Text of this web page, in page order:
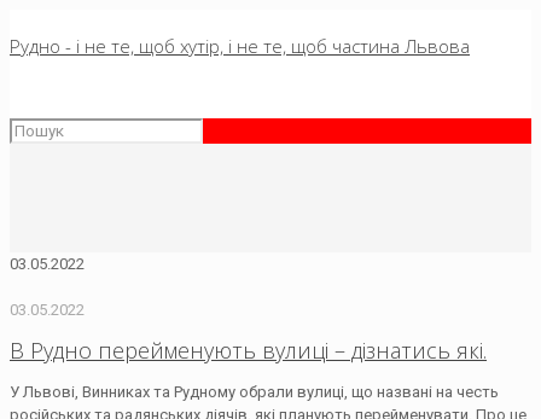
Рудно - і не те, щоб хутір, і не те, щоб частина Львова
03.05.2022
03.05.2022
В Рудно перейменують вулиці – дізнатись які.
У Львові, Винниках та Рудному обрали вулиці, що названі на честь
російських та радянських діячів, які планують перейменувати. Про це